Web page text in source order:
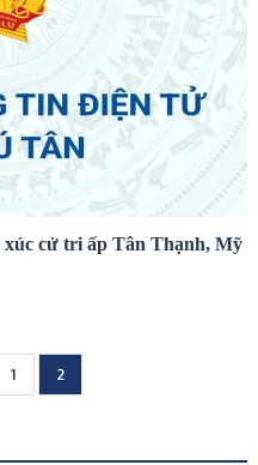
cử tri ấp Tân Thạnh, Mỹ
Page
1
Current
page
2